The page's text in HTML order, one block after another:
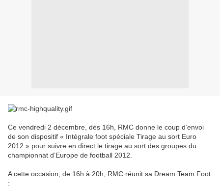
Ce vendredi 2 décembre, dès 16h, RMC donne le coup d’envoi
de son dispositif « Intégrale foot spéciale Tirage au sort Euro
2012 » pour suivre en direct le tirage au sort des groupes du
championnat d’Europe de football 2012.
A cette occasion, de 16h à 20h, RMC réunit sa Dream Team Foot
: